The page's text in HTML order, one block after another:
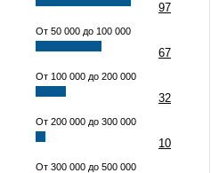
97
От 50 000 до 100 000
67
От 100 000 до 200 000
32
От 200 000 до 300 000
10
От 300 000 до 500 000